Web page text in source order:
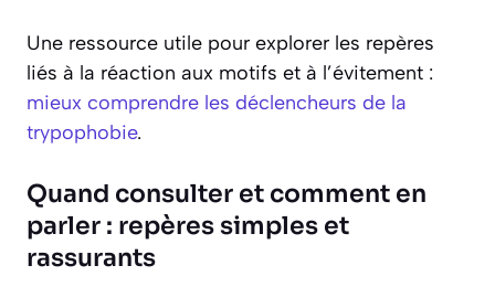
Une ressource utile pour explorer les repères
liés à la réaction aux motifs et à l’évitement :
mieux comprendre les déclencheurs de la
trypophobie.
Quand consulter et comment en
parler : repères simples et
rassurants